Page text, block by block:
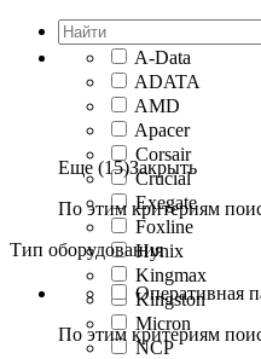
A-Data
ADATA
AMD
Apacer
Corsair
Crucial
Exegate
Foxline
Hynix
Kingmax
Kingston
Micron
NCP
Еще (15)Закрыть
По этим критериям
Тип оборудования
Оперативная
По этим критериям